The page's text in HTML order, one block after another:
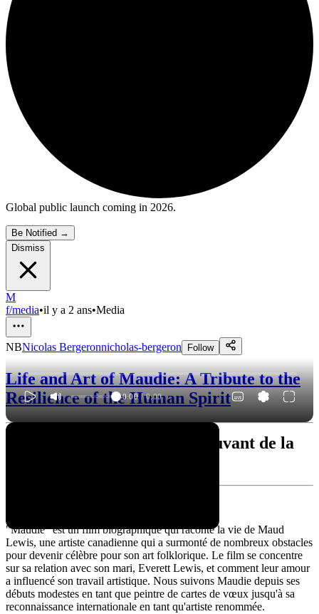
Global public launch coming in 2026.
Be Notified →
Dismiss
M
f/media•il y a 2 ans•Media
NBNicolas Bergeronnicholas-bergeron Follow
Life and Art of Maudie: A Tribute to the
Resilience of the Human Spirit
0:00 / 0:00
"Maudie" : Un portrait émouvant de la
"Maudie" est un film biographique qui raconte la vie de Maud
Lewis, une artiste canadienne qui a surmonté de nombreux obstacles
pour devenir célèbre pour son art folklorique. Le film se concentre
sur sa relation avec son mari, Everett Lewis, et comment leur amour
a influencé son travail artistique. Nous suivons Maudie depuis ses
débuts modestes en tant que peintre de cartes de vœux jusqu'à sa
reconnaissance internationale en tant qu'artiste renommée.